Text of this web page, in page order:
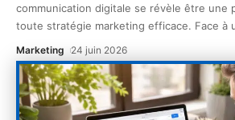
communication digitale se révèle être une
toute stratégie marketing efficace. Face à
Marketing 24 juin 2026